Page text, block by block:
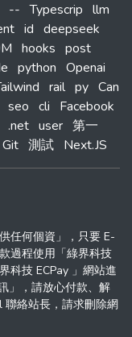
-- Typescrip llm
id deepseek
hooks post
python Openai
rail py Can
seo cli
Facebook
.net user 第一
Git 測試 Next.JS
任何個資」，只要 E-
過程使用「綠界科技
科技 ECPay 」網站進
」，請放心付款、解
聯絡站長，請求刪除網